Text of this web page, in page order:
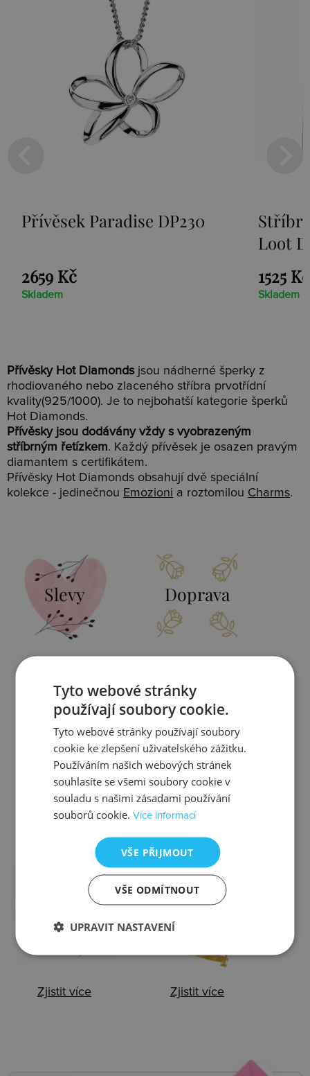
Přívěsek Paradise DP230
2659 Kč
Skladem
Loot
1525 Kč
Skladem
Přívěsky Hot Diamonds jsou nádherné šperky z
rhodiovaného nebo zlaceného stříbra prvotřídní
kvality(925/1000). Je to nejbohatší kategorie šperků
Hot Diamonds.
Přívěsky jsou dodávány vždy s vyobrazeným
stříbrným řetízkem. Každý přívěsek je osazen pravým
diamantem s certifikátem.
Přívěsky Hot Diamonds obsahují dvě speciální
kolekce - jedinečnou Emozioni a roztomilou Charms.
Slevy Doprava
Kontrola Výměna
Zjistit více
Balení
Zjistit více
Tyto webové stránky
používají soubory cookie.
Tyto webové stránky používají soubory
cookie ke zlepšení uživatelského zážitku.
Používáním našich webových stránek
souhlasíte se všemi soubory cookie v
souladu s našimi zásadami používání
souborů cookie.Více informací
VŠE PŘIJMOUT
VŠE ODMÍTNOUT
UPRAVIT NASTAVENÍ